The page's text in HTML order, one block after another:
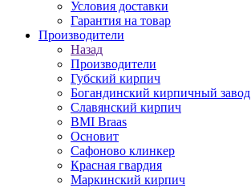
Условия доставки
Гарантия на товар
Производители
Назад
Производители
Губский кирпич
Богандинский кирпичный завод
Славянский кирпич
BMI Braas
Основит
Сафоново клинкер
Красная гвардия
Маркинский кирпич